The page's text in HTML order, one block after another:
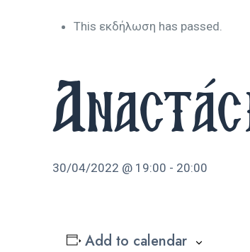
This εκδήλωση has passed.
30/04/2022 @ 19:00 - 20:00
Add to calendar